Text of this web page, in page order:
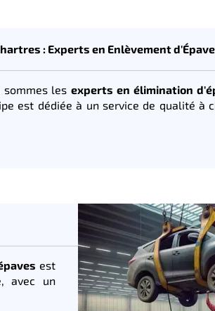
: Experts en Enlèvement
sommes lesexperts en élimination
est dédiée à un service de qualité à
est
avec un